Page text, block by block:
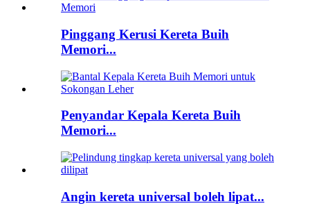
Pinggang Kerusi Kereta Buih
Memori...
Penyandar Kepala Kereta Buih
Memori...
Angin kereta universal boleh lipat...